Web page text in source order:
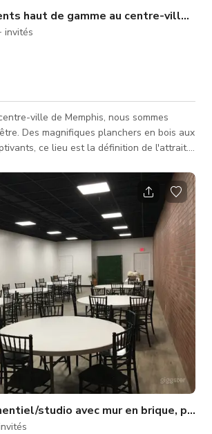
haut de gamme au centre-ville de
invités
ville de Memphis, nous sommes
Des magnifiques planchers en bois aux
ce lieu est la définition de l'attrait.
shower, une soirée cocktail, un
etc., notre espace est certainement
studio avec mur en brique,